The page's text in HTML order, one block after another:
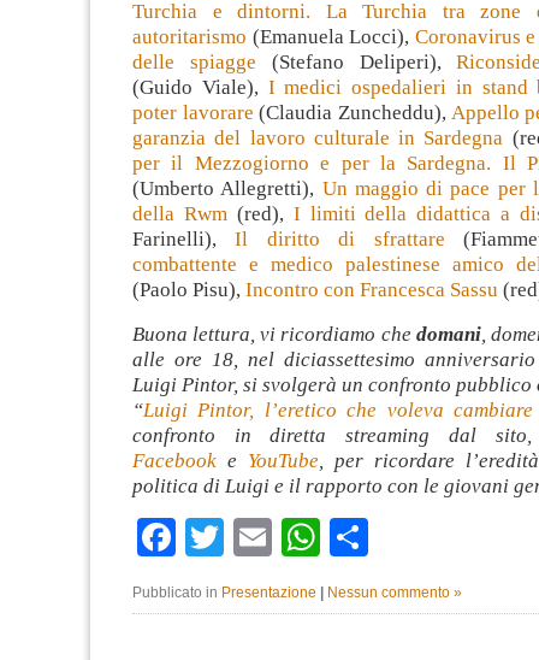
Turchia e dintorni. La Turchia tra zone
autoritarismo (Emanuela Locci), Coronavirus
delle spiagge (Stefano Deliperi),
(Guido Viale), I medici ospedalieri in stand
poter lavorare (Claudia Zuncheddu), Appello
garanzia del lavoro culturale in Sardegna
per il Mezzogiorno e per la Sardegna. Il
(Umberto Allegretti), Un maggio di pace per
della Rwm(red), I limiti della didattica a
Farinelli),Il diritto di sfrattare
combattente e medico palestinese amico
(Paolo Pisu), Incontro con Francesca Sassu
Buona lettura, vi ricordiamo che domani,
alle ore 18, nel diciassettesimo
Luigi Pintor, si svolgerà un confronto
“Luigi Pintor, l’eretico che voleva
confronto in diretta streaming dal
Facebook e YouTube , per ricordare
politica di Luigi e il rapporto con le giovani
Facebook
Twitter
EmailWhatsApp
Pubblicato in Presentazione | Nessun commento »